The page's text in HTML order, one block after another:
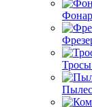
Тросы